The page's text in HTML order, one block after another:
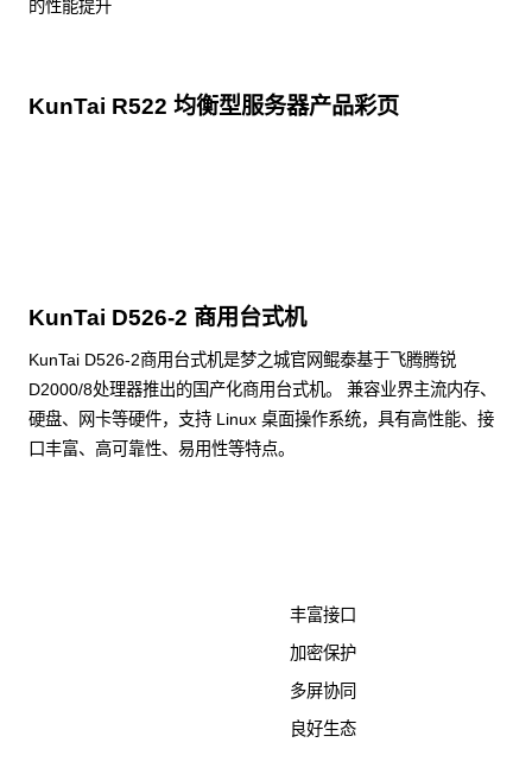
的性能提升
KunTai R522 均衡型服务器产品彩页
KunTai D526-2 商用台式机
KunTai D526-2商用台式机是梦之城官网鲲泰基于飞腾腾锐
D2000/8处理器推出的国产化商用台式机。 兼容业界主流内存、
硬盘、网卡等硬件，支持 Linux 桌面操作系统，具有高性能、接
口丰富、高可靠性、易用性等特点。
丰富接口
加密保护
多屏协同
良好生态